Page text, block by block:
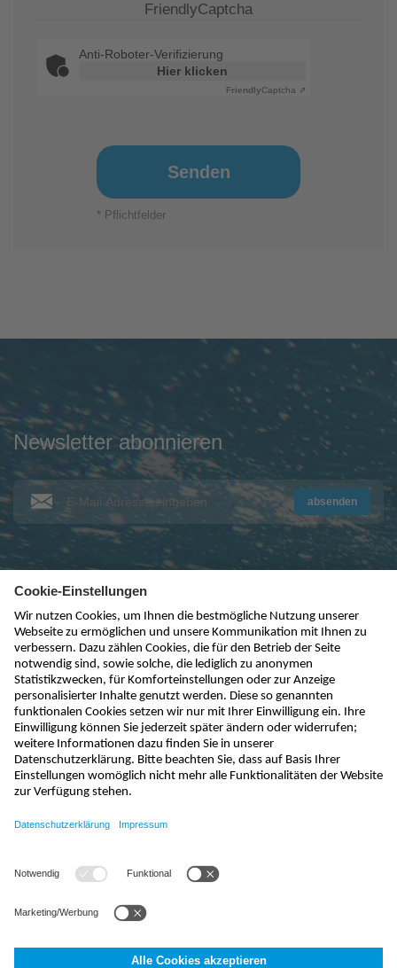
FriendlyCaptcha
Anti-Roboter-Verifizierung
Hier klicken
FriendlyCaptcha ⇗
Senden
* Pflichtfelder
Newsletter abonnieren
absenden
kontakt@nivus.com
+49 7262 9191-0
sales@nivus.com
+49 7262 9191-794
hotline@nivus.com
+49 7262 9191-955